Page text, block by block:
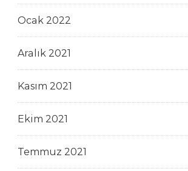
Ocak 2022
Aralık 2021
Kasım 2021
Ekim 2021
Temmuz 2021